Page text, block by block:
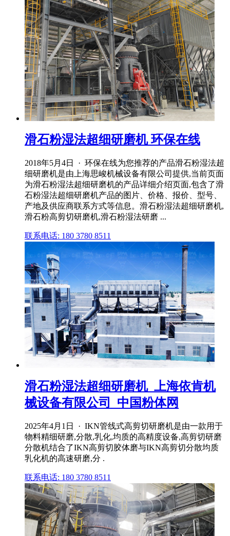
滑石粉湿法超细研磨机 环保在线
2018年5月4日 · 环保在线为您推荐的产品滑石粉湿法超
细研磨机是由上海思峻机械设备有限公司提供,当前页面
为滑石粉湿法超细研磨机的产品详细介绍页面,包含了滑
石粉湿法超细研磨机产品的图片、价格、报价、型号、
产地及供应商联系方式等信息。滑石粉湿法超细研磨机,
滑石粉高剪切研磨机,滑石粉湿法研磨 ...
联系电话: 180 3780 8511
滑石粉湿法超细研磨机_上海依肯机
械设备有限公司_中国粉体网
2025年4月1日 · IKN管线式高剪切研磨机是由一款用于
物料精细研磨,分散,乳化,均质的高精度设备,高剪切研磨
分散机结合了IKN高剪切胶体磨与IKN高剪切分散均质
乳化机的高速研磨,分 .
联系电话: 180 3780 8511